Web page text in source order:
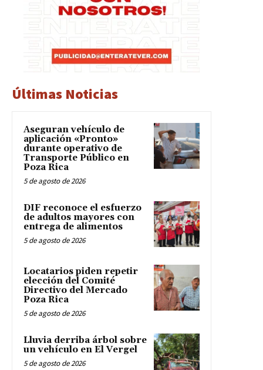
Últimas Noticias
Aseguran vehículo de
aplicación «Pronto»
durante operativo de
Transporte Público en
Poza Rica
5 de agosto de 2026
DIF reconoce el esfuerzo
de adultos mayores con
entrega de alimentos
5 de agosto de 2026
Locatarios piden repetir
elección del Comité
Directivo del Mercado
Poza Rica
5 de agosto de 2026
Lluvia derriba árbol sobre
un vehículo en El Vergel
5 de agosto de 2026